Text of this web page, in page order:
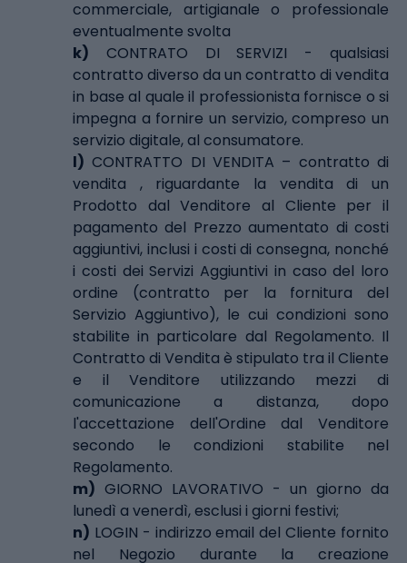
commerciale, artigianale o professionale
eventualmente svolta
k) CONTRATO DI SERVIZI - qualsiasi
contratto diverso da un contratto di vendita
in base al quale il professionista fornisce o si
impegna a fornire un servizio, compreso un
servizio digitale, al consumatore.
l) CONTRATTO DI VENDITA – contratto di
vendita , riguardante la vendita di un
Prodotto dal Venditore al Cliente per il
pagamento del Prezzo aumentato di costi
aggiuntivi, inclusi i costi di consegna, nonché
i costi dei Servizi Aggiuntivi in caso del loro
ordine (contratto per la fornitura del
Servizio Aggiuntivo), le cui condizioni sono
stabilite in particolare dal Regolamento. Il
Contratto di Vendita è stipulato tra il Cliente
e il Venditore utilizzando mezzi di
comunicazione a distanza, dopo
l'accettazione dell'Ordine dal Venditore
secondo le condizioni stabilite nel
Regolamento.
m) GIORNO LAVORATIVO - un giorno da
lunedì a venerdì, esclusi i giorni festivi;
n) LOGIN - indirizzo email del Cliente fornito
nel Negozio durante la creazione